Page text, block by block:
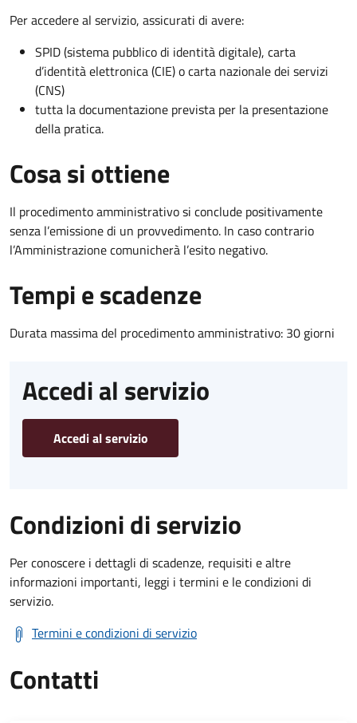
Per accedere al servizio, assicurati di avere:
SPID (sistema pubblico di identità digitale), carta
d’identità elettronica (CIE) o carta nazionale dei servizi
(CNS)
tutta la documentazione prevista per la presentazione
della pratica.
Cosa si ottiene
Il procedimento amministrativo si conclude positivamente
senza l’emissione di un provvedimento. In caso contrario
l’Amministrazione comunicherà l’esito negativo.
Tempi e scadenze
Durata massima del procedimento amministrativo: 30 giorni
Accedi al servizio
Accedi al servizio
Condizioni di servizio
Per conoscere i dettagli di scadenze, requisiti e altre
informazioni importanti, leggi i termini e le condizioni di
servizio.
Termini e condizioni di servizio
Contatti